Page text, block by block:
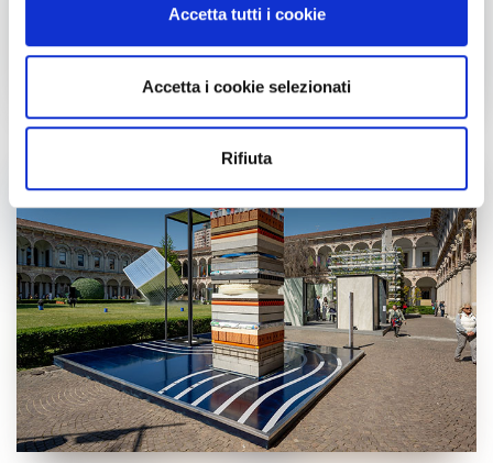
dalla Dichiarazione sui cookie.
Utilizziamo i cookie per personalizzare contenuti ed
analizzare il nostro traffico. Condividiamo inoltre
informazioni sul modo in cui utilizzi il nostro sito con i
nostri partner che si occupano di analisi dei dati web,
pubblicità e social media, i quali potrebbero combinarle
con altre informazioni che hai fornito loro o che hanno
raccolto dal tuo utilizzo dei loro servizi.
Cliccando sul tasto “Accetta tutti i cookie
” acconsenti
all’utilizzo di tutti i cookie, mentre cliccando su “Accetta
selezionati” acconsenti all’installazione dei soli cookie
selezionati nei riquadri sottostanti. Cliccando su “ mostra
i dettagli” puoi vedere nel dettaglio le finalità dei singoli
cookie e le terze parti che installano i cookie tramite il
Accetta tutti i cookie
Accetta i cookie selezionati
Rifiuta